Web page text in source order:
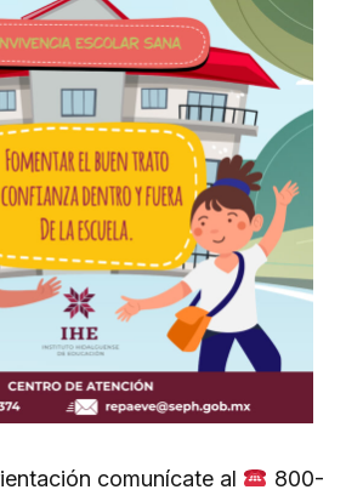
comunícate al
800-